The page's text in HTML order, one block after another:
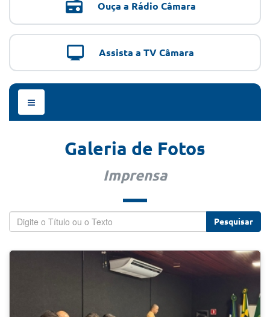
Ouça a Rádio Câmara
Assista a TV Câmara
Menu
de
Galeria de Fotos
Imprensa
Pesquisar